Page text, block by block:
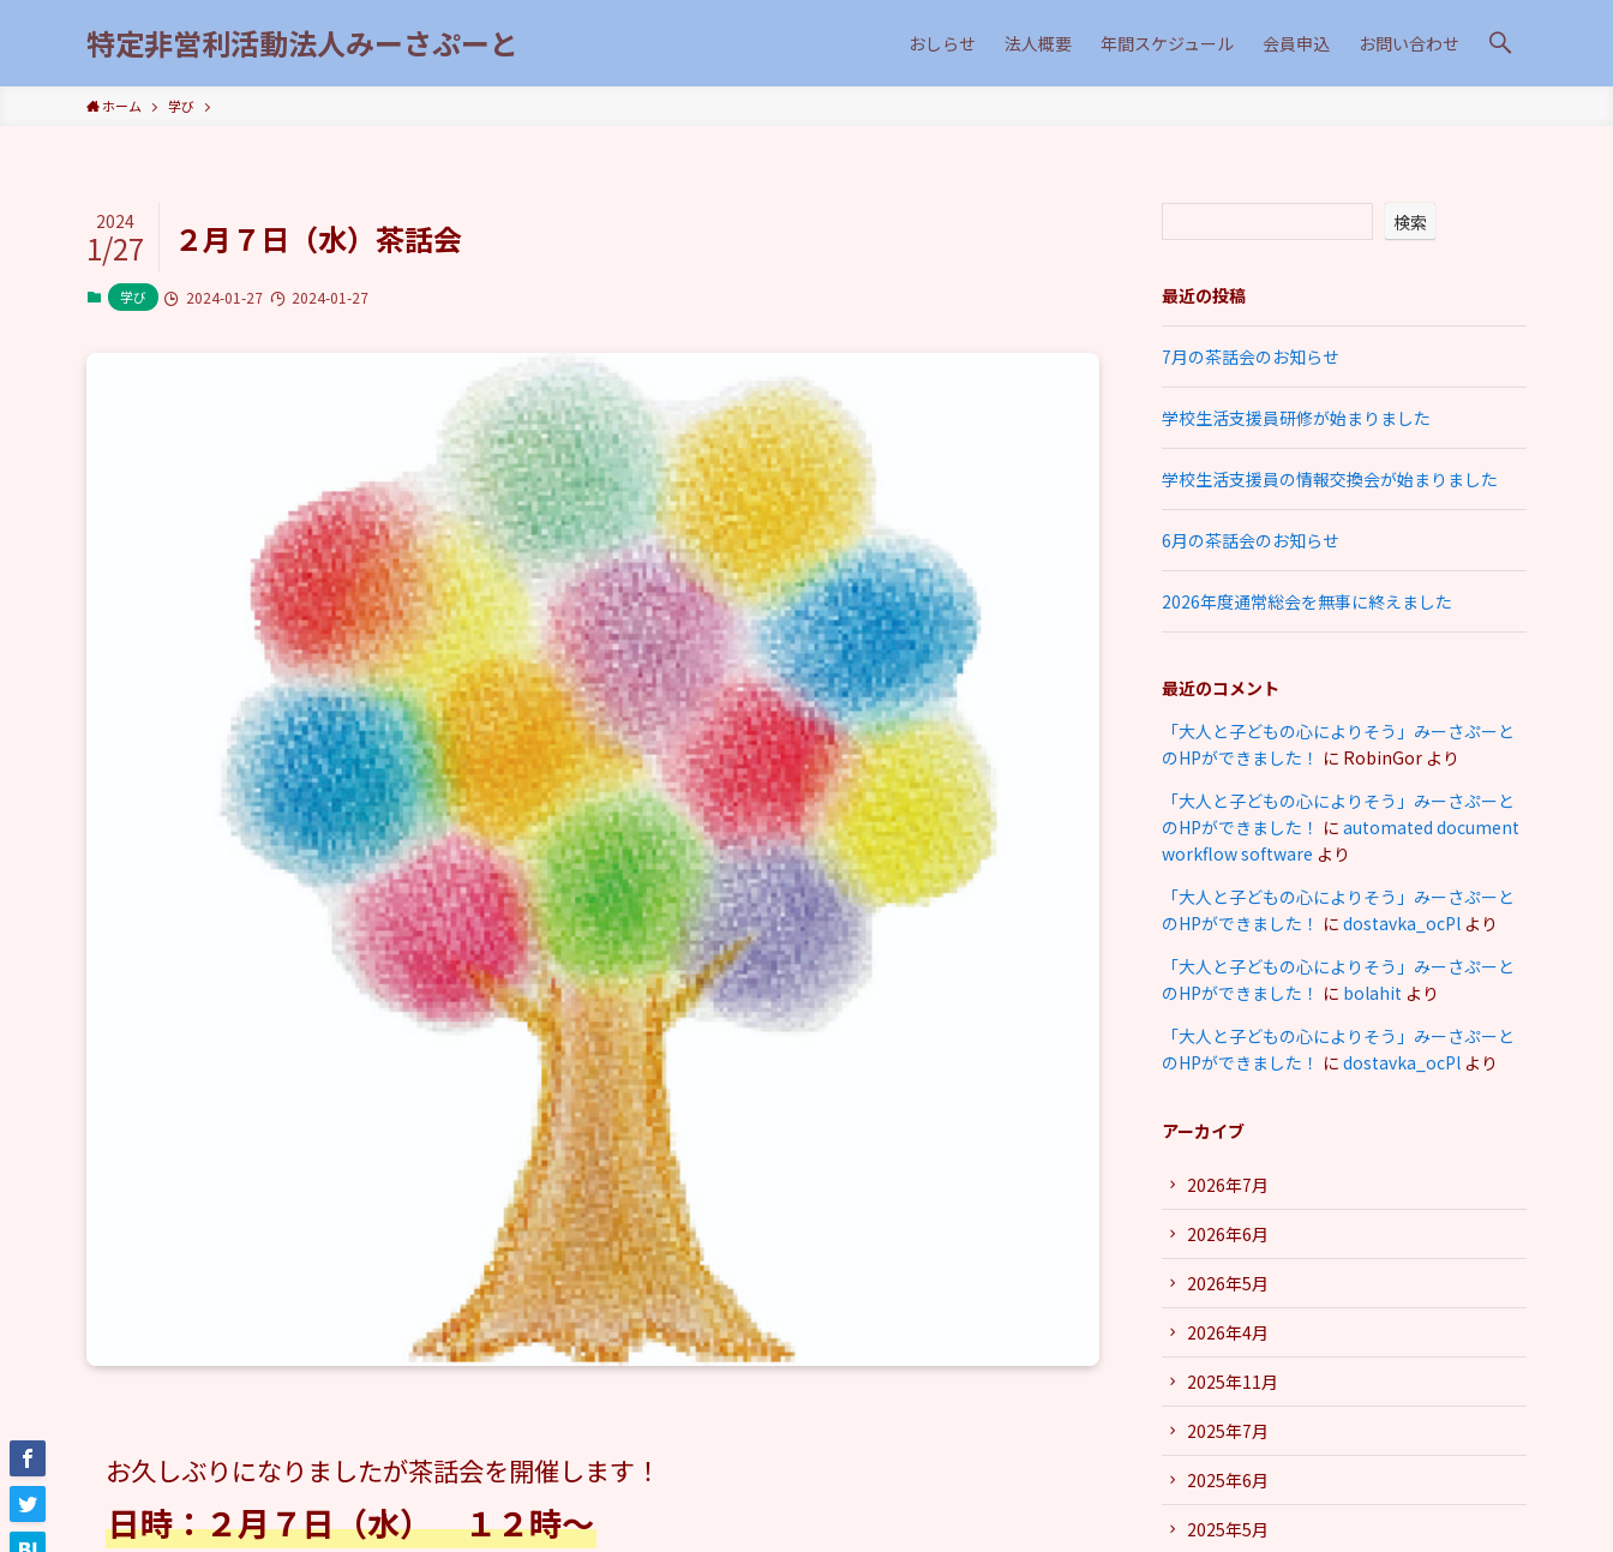
特定非営利活動法人みーさぷーと おしらせ 法人概要 年間スケジュール 会員申込 お問い合わせ
ホーム 学び
２月７日（水）茶話会
2024
1/27
学び 2024-01-27 2024-01-27
お久しぶりになりましたが茶話会を開催します！
日時：２月７日（水） １２時～
検索
最近の投稿
7月の茶話会のお知らせ
学校生活支援員研修が始まりました
学校生活支援員の情報交換会が始まりました
6月の茶話会のお知らせ
2026年度通常総会を無事に終えました
最近のコメント
「大人と子どもの心によりそう」みーさぷーと
のHPができました！ に RobinGor より
「大人と子どもの心によりそう」みーさぷーと
のHPができました！ に automated document
workflow software より
「大人と子どもの心によりそう」みーさぷーと
のHPができました！ に dostavka_ocPl より
「大人と子どもの心によりそう」みーさぷーと
のHPができました！ に bolahit より
「大人と子どもの心によりそう」みーさぷーと
のHPができました！ に dostavka_ocPl より
アーカイブ
2026年7月
2026年6月
2026年5月
2026年4月
2025年11月
2025年7月
2025年6月
2025年5月